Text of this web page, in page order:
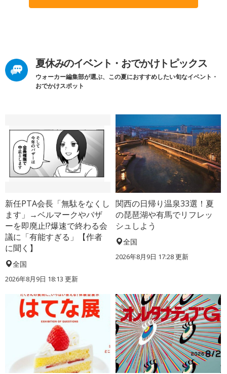
夏休みのイベント・おでかけトピックス
ウォーカー編集部が選ぶ、この夏におすすめしたい旬なイベント・
おでかけスポット
新任PTA会長「無駄をなくし
ます」→ベルマークやバザ
ーを即廃止!?爆速で終わる会
議に「有能すぎる」【作者
に聞く】
全国
2026年8月9日 18:13 更新
関西の日帰り温泉33選！夏
の琵琶湖や有馬でリフレッ
シュしよう
全国
2026年8月9日 17:28更新